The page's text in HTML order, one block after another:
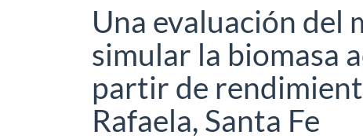
Una evaluación del
simular la biomasa
partir de
Rafaela, Santa Fe